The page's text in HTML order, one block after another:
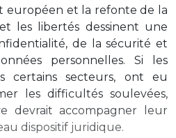
européen et la refonte de la
les libertés dessinent une
de la sécurité et
personnelles. Si les
certains secteurs, ont eu
les difficultés soulevées,
devrait accompagner leur
dispositif juridique.